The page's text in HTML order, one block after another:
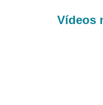
Vídeos